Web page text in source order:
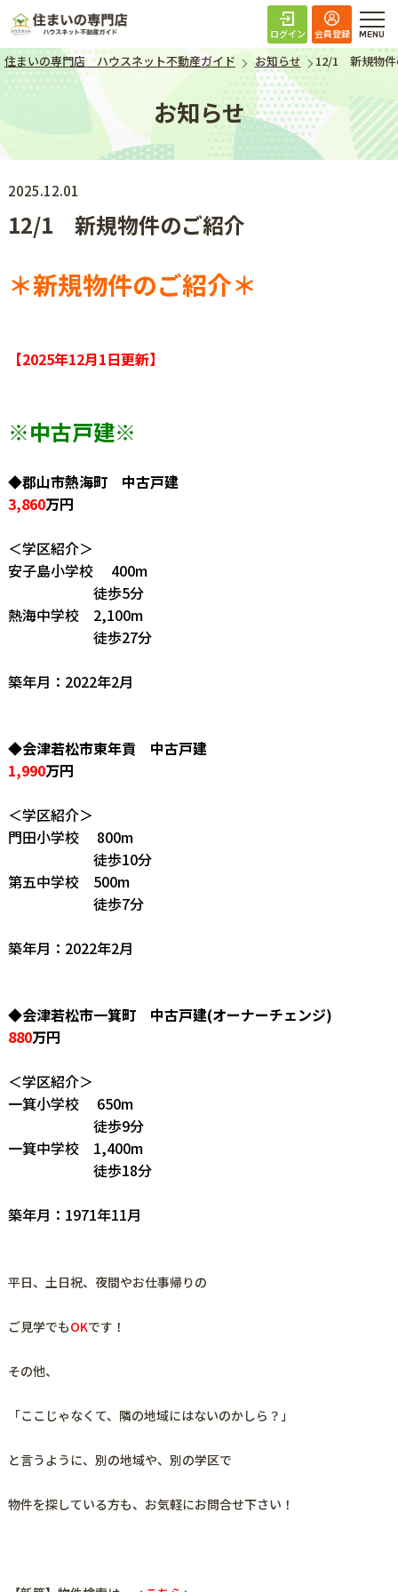
住まいの専門店 ハ
ログイン 会員登録
住まいの専門店 ハウスネット不動産ガイド お知らせ 12/1 新規物件
お知らせ
2025.12.01
12/1 新規物件のご紹介
＊新規物件のご紹介＊
【2025年12月1日更新】
※中古戸建※
◆郡山市熱海町 中古戸建
3,860万円
＜学区紹介＞
安子島小学校 400m
徒歩5分
熱海中学校 2,100m
徒歩27分
築年月：2022年2月
◆会津若松市東年貢 中古戸建
1,990万円
＜学区紹介＞
門田小学校 800m
徒歩10分
第五中学校 500m
徒歩7分
築年月：2022年2月
◆会津若松市一箕町 中古戸建(オーナーチェンジ)
880万円
＜学区紹介＞
一箕小学校 650m
徒歩9分
一箕中学校 1,400m
徒歩18分
築年月：1971年11月
平日、土日祝、夜間やお仕事帰りの
ご見学でもOKです！
その他、
「ここじゃなくて、隣の地域にはないのかしら？」
と言うように、 別の地域や、別の学区で
物件を探している方も、お気軽にお問合せ下さい！